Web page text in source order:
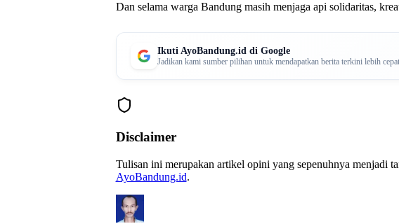
Dan selama warga Bandung masih menjaga api solidaritas,
Ikuti AyoBandung.id di Google
Jadikan kami sumber pilihan untuk mendapatkan berita terkini lebih cepat
Disclaimer
Tulisan ini merupakan artikel opini yang sepenuhnya menjadi
AyoBandung.id.